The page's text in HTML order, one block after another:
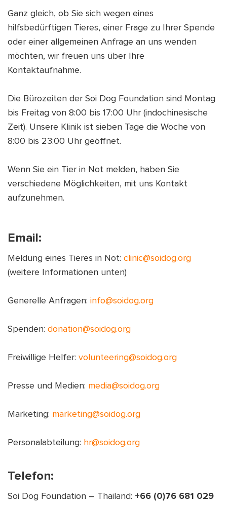
SHOP
DEU
DEU
Ganz gleich, ob Sie sich wegen eines
hilfsbedürftigen Tieres, einer Frage zu Ihrer Spende
oder einer allgemeinen Anfrage an uns wenden
möchten, wir freuen uns über Ihre
Kontaktaufnahme.
Die Bürozeiten der Soi Dog Foundation sind Montag
bis Freitag von 8:00 bis 17:00 Uhr (indochinesische
Zeit). Unsere Klinik ist sieben Tage die Woche von
8:00 bis 23:00 Uhr geöffnet.
Wenn Sie ein Tier in Not melden, haben Sie
verschiedene Möglichkeiten, mit uns Kontakt
aufzunehmen.
Email:
Meldung eines Tieres in Not: clinic@soidog.org
(weitere Informationen unten)
Generelle Anfragen: info@soidog.org
Spenden: donation@soidog.org
Freiwillige Helfer: volunteering@soidog.org
Presse und Medien: media@soidog.org
Marketing: marketing@soidog.org
Personalabteilung: hr@soidog.org
Telefon:
Soi Dog Foundation – Thailand: +66 (0)76 681 029